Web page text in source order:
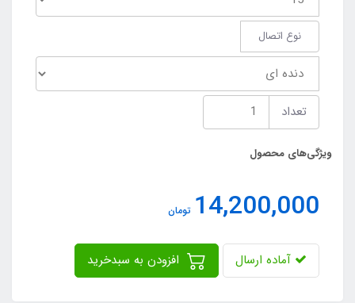
نوع اتصال
تعداد
ویژگی‌های محصول
14,200,000 تومان
آماده ارسال